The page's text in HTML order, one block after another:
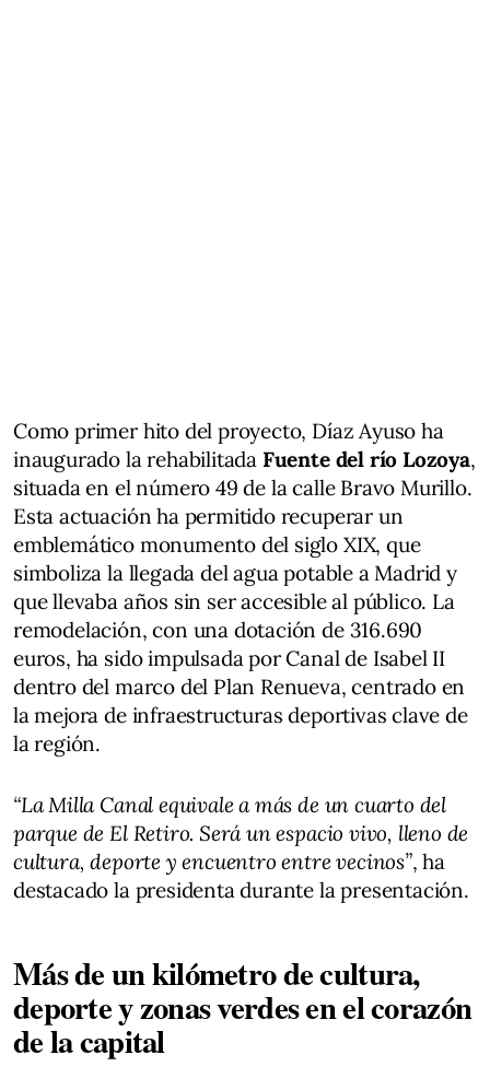
Como primer hito del proyecto, Díaz Ayuso ha
inaugurado la rehabilitada Fuente del río Lozoya,
situada en el número 49 de la calle Bravo Murillo.
Esta actuación ha permitido recuperar un
emblemático monumento del siglo XIX, que
simboliza la llegada del agua potable a Madrid y
que llevaba años sin ser accesible al público. La
remodelación, con una dotación de 316.690
euros, ha sido impulsada por Canal de Isabel II
dentro del marco del Plan Renueva, centrado en
la mejora de infraestructuras deportivas clave de
la región.
“La Milla Canal equivale a más de un cuarto del
parque de El Retiro. Será un espacio vivo, lleno de
cultura, deporte y encuentro entre vecinos”, ha
destacado la presidenta durante la presentación.
Más de un kilómetro de cultura,
deporte y zonas verdes en el corazón
de la capital